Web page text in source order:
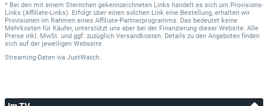
* Bei den mit einem Sternchen gekennzeichneten Links handelt es sich um Provisions-
Links (Affiliate-Links). Erfolgt über einen solchen Link eine Bestellung, erhalten wir
Provisionen im Rahmen eines Affiliate-Partnerprogramms. Das bedeutet keine
Mehrkosten für Käufer, unterstützt uns aber bei der Finanzierung dieser Website. Alle
Preise inkl. MwSt. und ggf. zuzüglich Versandkosten. Details zu den Angeboten finden
sich auf der jeweiligen Webseite.
Streaming-Daten via JustWatch.